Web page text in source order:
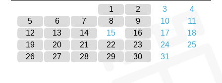
1 2 3
4
5
6 7 8 9 10
11
12
13 14 15 16 17
18
19
20 21 22 23 24
25
26
27 28 29 30 31